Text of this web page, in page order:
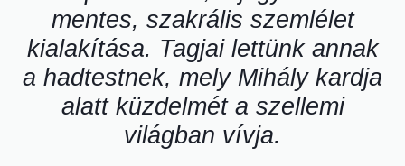
mentes, szakrális szemlélet
kialakítása. Tagjai lettünk annak
a hadtestnek, mely Mihály kardja
alatt küzdelmét a szellemi
világban vívja.